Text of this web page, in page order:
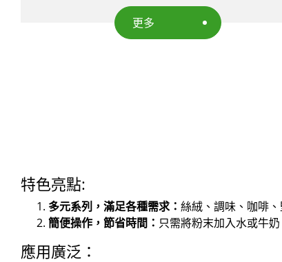
更多
特色亮點:
多元系列，滿足各種需求： 絲絨、調味、咖啡
簡便操作，節省時間： 只需將粉末加入水或牛
應用廣泛：